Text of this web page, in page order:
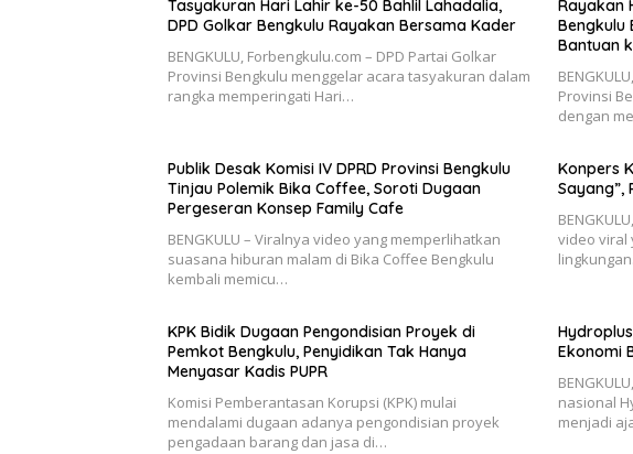
Tasyakuran Hari Lahir ke-50 Bahlil Lahadalia,
DPD Golkar Bengkulu Rayakan Bersama Kader
BENGKULU, Forbengkulu.com – DPD Partai Golkar
Provinsi Bengkulu menggelar acara tasyakuran dalam
rangka memperingati Hari…
Rayakan
Bengkulu
Bantuan
Provinsi
dengan
Publik Desak Komisi IV DPRD Provinsi Bengkulu
Tinjau Polemik Bika Coffee, Soroti Dugaan
Pergeseran Konsep Family Cafe
BENGKULU – Viralnya video yang memperlihatkan
suasana hiburan malam di Bika Coffee Bengkulu
kembali memicu…
Konpers
Sayang”,
video viral
KPK Bidik Dugaan Pengondisian Proyek di
Pemkot Bengkulu, Penyidikan Tak Hanya
Menyasar Kadis PUPR
Komisi Pemberantasan Korupsi (KPK) mulai
mendalami dugaan adanya pengondisian proyek
pengadaan barang dan jasa di…
Ekonomi
nasional
menjadi